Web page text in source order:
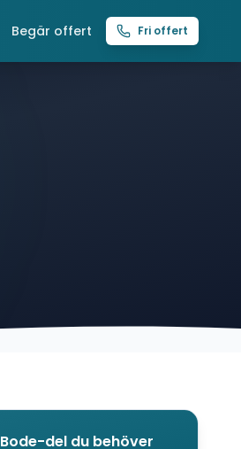
Begär offert Fri offert
Bode-del du behöver